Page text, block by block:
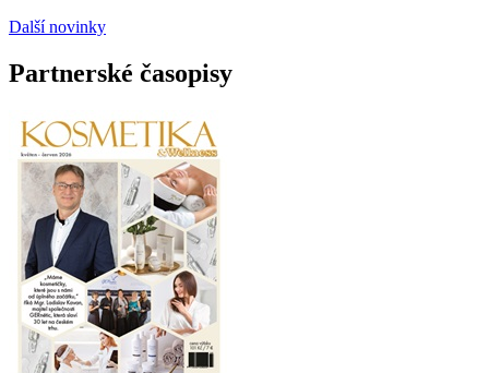
Další novinky
Partnerské časopisy